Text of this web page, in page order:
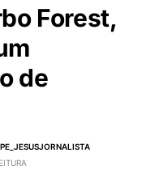
Forest,
de